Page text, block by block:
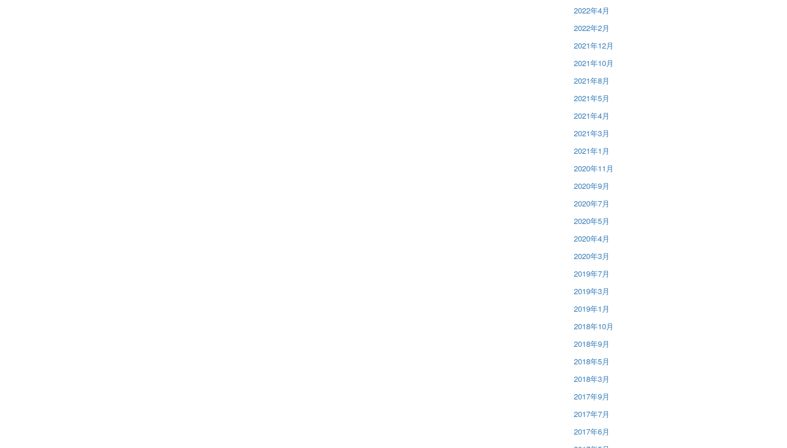
2022年4月
2022年2月
2021年12月
2021年10月
2021年8月
2021年5月
2021年4月
2021年3月
2021年1月
2020年11月
2020年9月
2020年7月
2020年5月
2020年4月
2020年3月
2019年7月
2019年3月
2019年1月
2018年10月
2018年9月
2018年5月
2018年3月
2017年9月
2017年7月
2017年6月